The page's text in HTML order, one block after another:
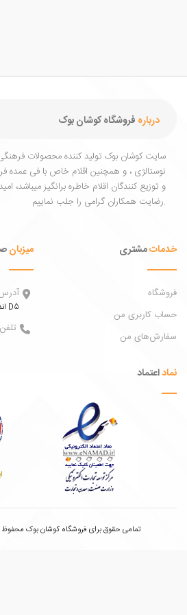
فروشگاه کوشان بوک
کوشان بوک تولید کننده محصولات فرهنگی شامل
، و همچنین اقلام خاص با فی عمده فروشی
کنندگان اقلام خاطره برانگیز میباشد، امید است
مشتری
کاربری من
من
صدای
آدرس:تهران
تلفن:
تمامی حقوق برای فروشگاه کوشان بوک محفوظ است.